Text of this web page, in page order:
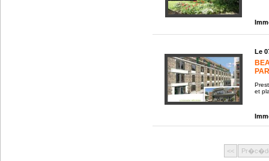
Le
et
<<